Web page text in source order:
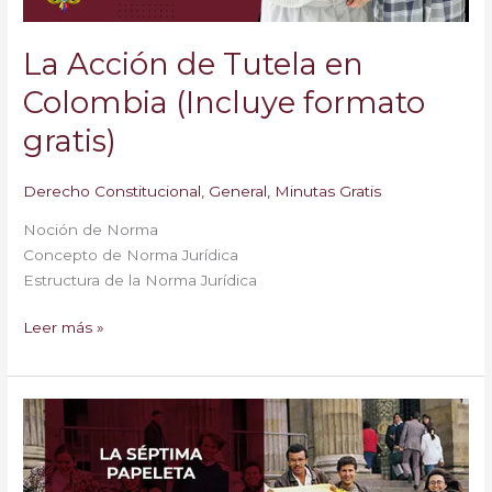
La Acción de Tutela en
Colombia (Incluye formato
gratis)
Derecho Constitucional General Minutas Gratis
Noción de Norma
Concepto de Norma Jurídica
Estructura de la Norma Jurídica
Leer más »
La
Séptima
Papeleta